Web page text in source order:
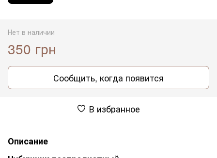
Нет в наличии
350 грн
Сообщить, когда появится
В избранное
Описание